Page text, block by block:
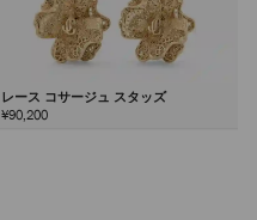
レース コサージュ スタッズ
¥90,200